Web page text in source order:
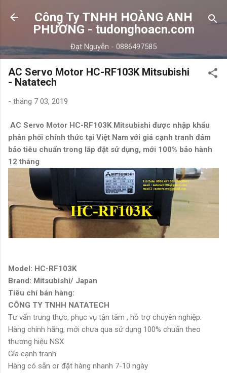
Chuyển đến nội dung chính
Công Ty TNHH HOÀNG ANH
PHƯƠNG - tudonghoacn.com
Đạt Nguyễn - 0886497585
AC Servo Motor HC-RF103K Mitsubishi
- Natatech
- tháng 7 03, 2019
AC Servo Motor HC-RF103K Mitsubishi được nhập khẩu
phân phối chính thức tại Việt Nam với giá cạnh tranh đảm
bảo tiêu chuẩn trong lắp đặt sử dụng, mới 100% bảo hành
12 tháng
Model: HC-RF103K
Brand: Mitsubishi/ Japan
Tiêu chí bán hàng:
CÔNG TY TNHH NATATECH
Tư vấn trung thực, phục vụ tận tâm , hỗ trợ chuyên nghiệp.
Hàng chính hãng, mới chưa qua sử dụng 100% chuẩn theo
thương hiệu NSX
Gía cạnh tranh
Hàng có sẵn or đặt hàng nhanh 7-10 ngày